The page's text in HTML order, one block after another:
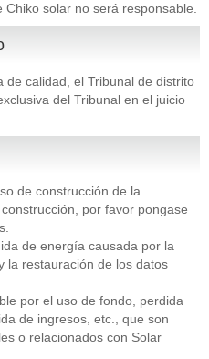
solar no será responsable.
de calidad, el Tribunal de distrito
del Tribunal en el juicio
de construcción de la
por favor pongase
de energía causada por la
la restauración de los datos
por el uso de fondo, perdida
de ingresos, etc., que son
o relacionados con Solar